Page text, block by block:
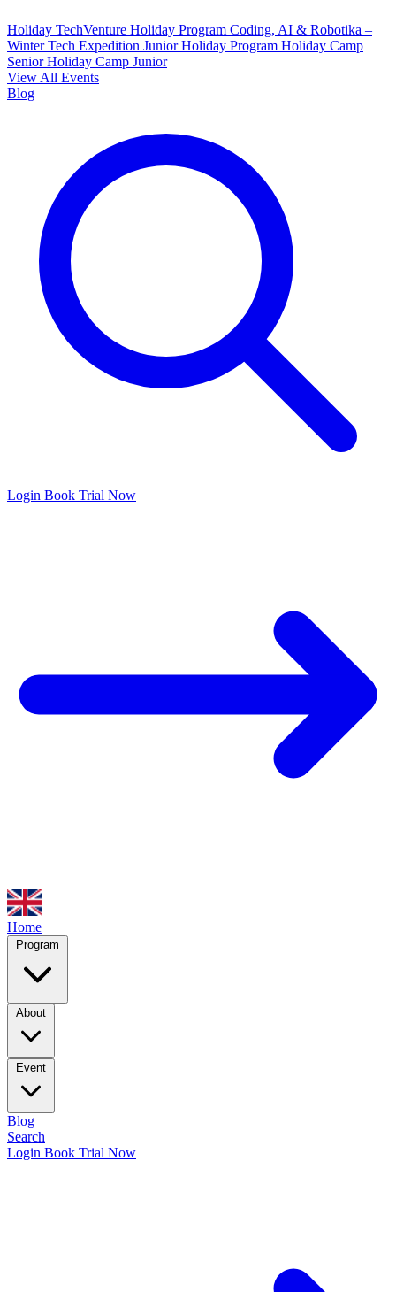
Holiday TechVenture Holiday Program Coding, AI & Robotika –
Winter Tech Expedition Junior Holiday Program Holiday Camp
SeniorHoliday Camp Junior
View All Events
Blog
Login Book Trial Now
Home
Program
About
Event
Blog
Search
Login Book Trial Now